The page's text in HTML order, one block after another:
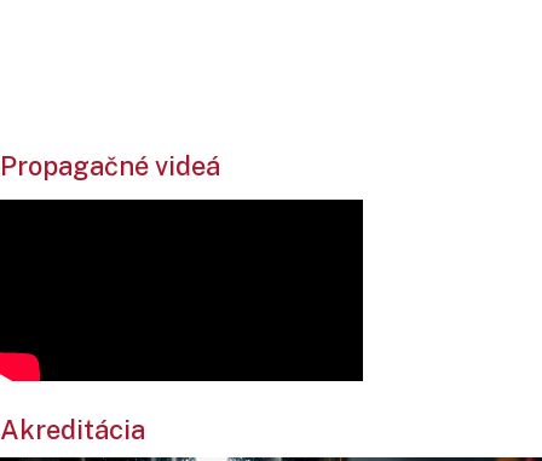
Propagačné videá
Akreditácia